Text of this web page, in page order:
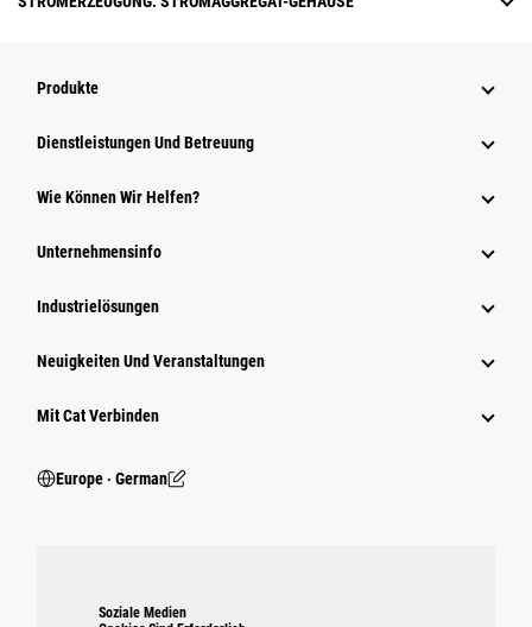
Produkte
Dienstleistungen Und Betreuung
Wie Können Wir Helfen?
Unternehmensinfo
Industrielösungen
Neuigkeiten Und Veranstaltungen
Mit Cat Verbinden
Europe ‧ German
Soziale Medien